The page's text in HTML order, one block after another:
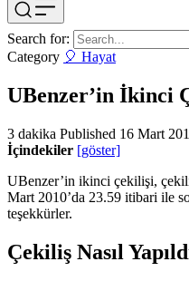
Search for:
Category 🎈 Hayat
UBenzer’in İkinci
3 dakika Published 16 Mart
İçindekiler [göster]
UBenzer’in ikinci çekilişi,
Mart 2010’da 23.59 itibari ile
teşekkürler.
Çekiliş Nasıl